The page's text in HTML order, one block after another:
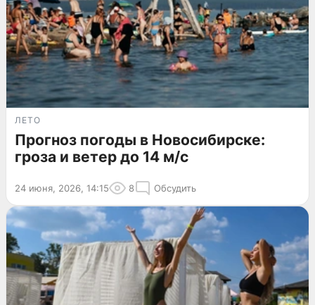
ЛЕТО
Прогноз погоды в Новосибирске:
гроза и ветер до 14 м/с
24 июня, 2026, 14:15 8 Обсудить